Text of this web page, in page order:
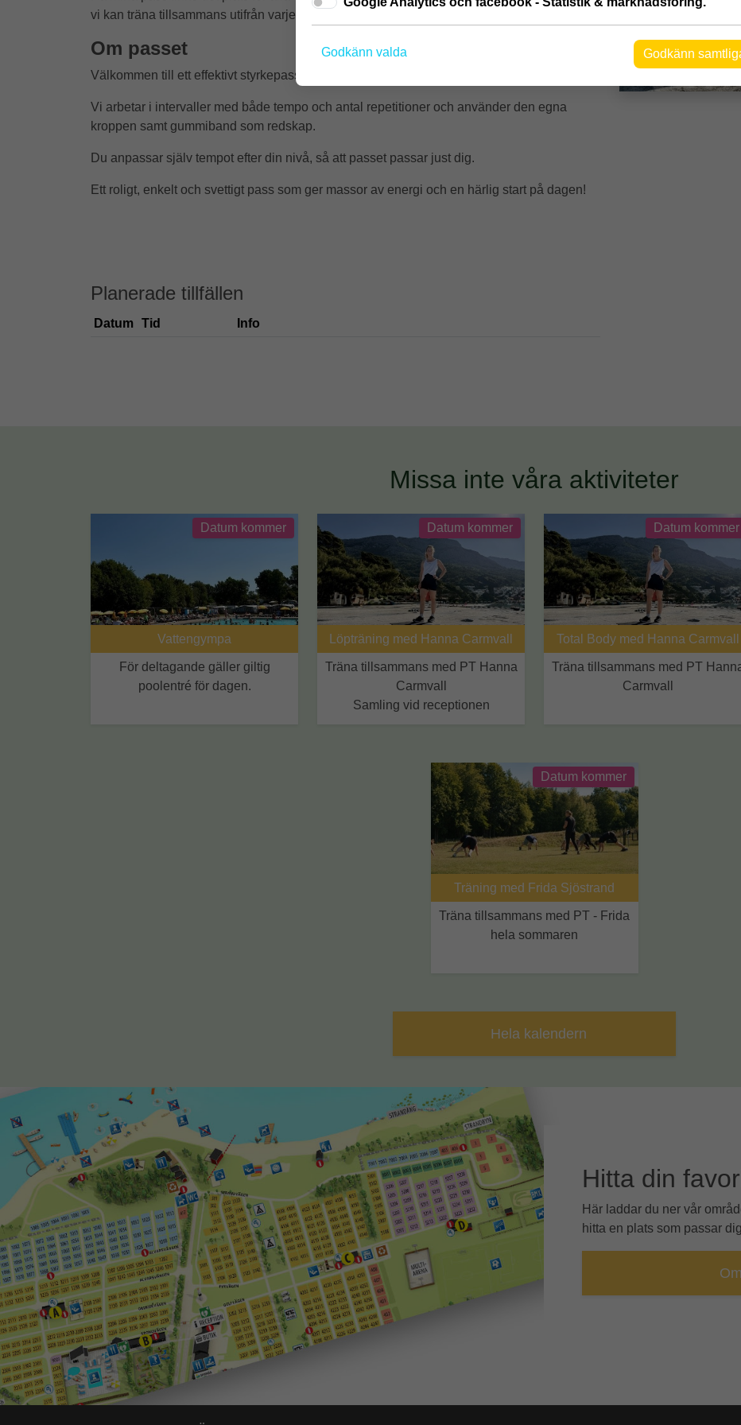
vi kan träna tillsammans utifrån varje persons egna förutsättningar.
Om passet
Välkommen till ett effektivt styrkepass för hela kroppen!
Vi arbetar i intervaller med både tempo och antal repetitioner och använder den egna
kroppen samt gummiband som redskap.
Du anpassar själv tempot efter din nivå, så att passet passar just dig.
Ett roligt, enkelt och svettigt pass som ger massor av energi och en härlig start på dagen!
Planerade tillfällen
Datum Tid Info
Missa inte våra aktiviteter
Datum kommer
Vattengympa
För deltagande gäller giltig
poolentré för dagen.
Datum kommer
Löpträning med Hanna Carmvall
Träna tillsammans med PT Hanna
Carmvall
Samling vid receptionen
Datum kommer
Total Body med Hanna Carmvall
Träna tillsammans med PT
Carmvall
Datum kommer
Träning med Frida Sjöstrand
Träna tillsammans med PT - Frida
hela sommaren
Hela kalendern
Hitta din
Här laddar du ner vår
hitta en plats som passar
Godkänn valda Godkänn